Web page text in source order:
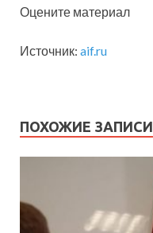
Оцените материал
Источник: aif.ru
ПОХОЖИЕ ЗАПИСИ